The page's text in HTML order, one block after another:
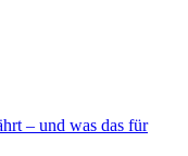
– und was das für